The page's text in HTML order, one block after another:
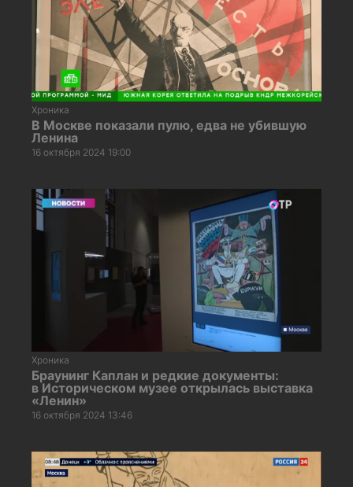
Хроника
В Москве показали пулю, едва не убившую
Ленина
16 октября 2024 19:00
Хроника
Браунинг Каплан и редкие документы:
в Историческом музее открылась выставка
«Ленин»
16 октября 2024 13:46